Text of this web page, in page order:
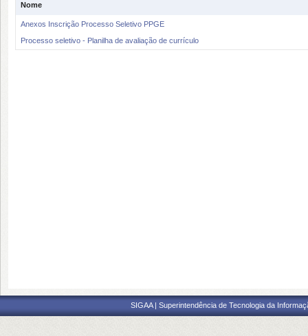
Nome
Anexos Inscrição Processo Seletivo PPGE
Processo seletivo - Planilha de avaliação de currículo
SIGAA | Superintendência de Tecnologia da